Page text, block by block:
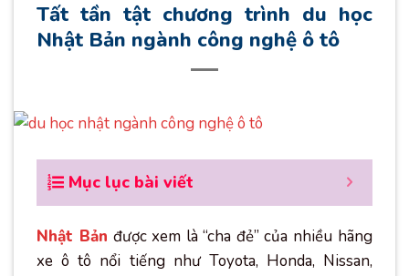
Tất tần tật chương trình du học
Nhật Bản ngành công nghệ ô tô
Mục lục bài viết
Nhật Bản được xem là “cha đẻ” của nhiều hãng
xe ô tô nổi tiếng như Toyota, Honda, Nissan,